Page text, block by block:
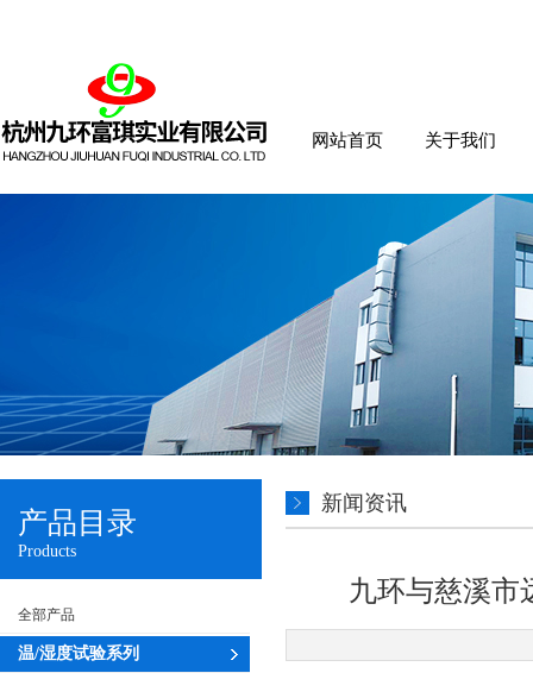
网站首页 关于我们
产品目录
Products
全部产品
温/湿度试验系列
新闻资讯
九环与慈溪市